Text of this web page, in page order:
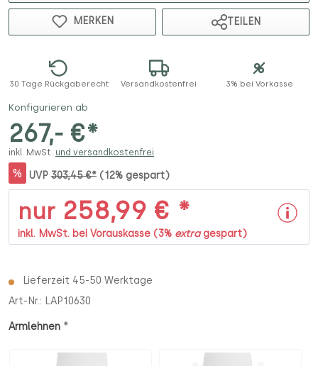
MERKEN TEILEN
30 Tage Rückgaberecht Versandkostenfrei 3% bei Vorkasse
Konfigurieren ab
267,- €*
inkl. MwSt. und versandkostenfrei
% UVP 303,45 €* (12% gespart)
nur 258,99 € *
inkl. MwSt. bei Vorauskasse (3% extragespart)
Lieferzeit 45-50 Werktage
Art-Nr.: LAP10630
Armlehnen *